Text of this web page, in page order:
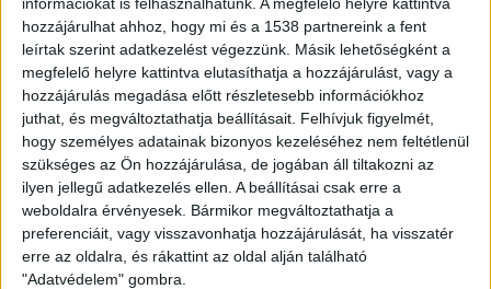
hozzájárulhat ahhoz, hogy mi és a 1538 partnereink a fent
leírtak szerint adatkezelést végezzünk. Másik lehetőségként a
megfelelő helyre kattintva elutasíthatja a hozzájárulást, vagy a
hozzájárulás megadása előtt részletesebb információkhoz
juthat, és megváltoztathatja beállításait. Felhívjuk figyelmét,
hogy személyes adatainak bizonyos kezeléséhez nem feltétlenül
szükséges az Ön hozzájárulása, de jogában áll tiltakozni az
ilyen jellegű adatkezelés ellen. A beállításai csak erre a
weboldalra érvényesek. Bármikor megváltoztathatja a
preferenciáit, vagy visszavonhatja hozzájárulását, ha visszatér
erre az oldalra, és rákattint az oldal alján található
"Adatvédelem" gombra.
közlekedés megújuló energia mezőgazdaság
napelemnapelemeknapenergia
naperőmű solar solar energy szelektiv hulladék természet
természetvédelem villamosenergia villanyautó víz zöld
autó zöld energia zöld energiaforrás zöld hirek
állatvédelem áram életmód újrahasznosítás
FRISS HÍREK
ZÖLDINFÓ 21 óra telt el a létrehozás óta
A hőség miatt veszélyesen megemelkedett a
talajközeli ózon szintje